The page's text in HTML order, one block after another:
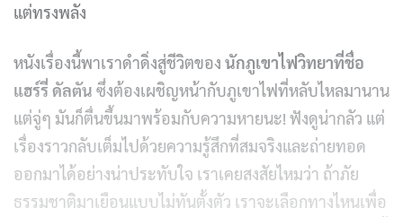
แต่ทรงพลัง
หนังเรื่องนี้พาเราดำดิ่งสู่ชีวิตของ นักภูเขาไฟวิทยาที่ชื่อ
แฮร์รี่ ดัลตัน ซึ่งต้องเผชิญหน้ากับภูเขาไฟที่หลับไหลมานาน
แต่จู่ๆ มันก็ตื่นขึ้นมาพร้อมกับความหายนะ! ฟังดูน่ากลัว แต่
เรื่องราวกลับเต็มไปด้วยความรู้สึกที่สมจริงและถ่ายทอด
ออกมาได้อย่างน่าประทับใจ เราเคยสงสัยไหมว่า ถ้าภัย
ธรรมชาติมาเยือนแบบไม่ทันตั้งตัว เราจะเลือกทางไหนเพื่อ